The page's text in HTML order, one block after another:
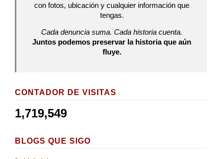
con fotos, ubicación y cualquier información que
tengas.
Cada denuncia suma. Cada historia cuenta.
Juntos podemos preservar la historia que aún
fluye.
CONTADOR DE VISITAS
1,719,549
BLOGS QUE SIGO